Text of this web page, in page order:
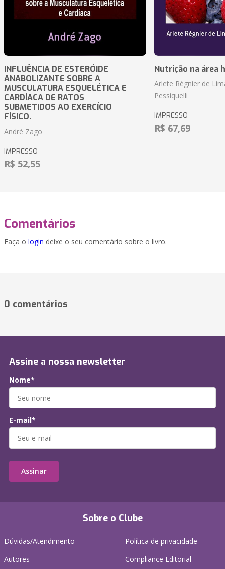
INFLUÊNCIA DE ESTERÓIDE
ANABOLIZANTE SOBRE A
MUSCULATURA ESQUELÉTICA E
CARDÍACA DE RATOS
SUBMETIDOS AO EXERCÍCIO
FÍSICO.
André Zago
IMPRESSO
R$ 52,55
Nutrição na área
Arlete Régnier de
Pessiquelli
IMPRESSO
R$ 67,69
Comentários
Faça o login deixe o seu comentário sobre o livro.
0 comentários
Sobre o Clube
Dúvidas/Atendimento
Autores
Política de privacidade
Compliance Editorial
Assine a nossa newsletter
Nome*
E-mail*
Assinar